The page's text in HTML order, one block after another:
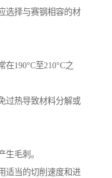
选择与赛钢相容的材
190°C至210°C之
过热导致材料分解或
毛刺。
适当的切削速度和进